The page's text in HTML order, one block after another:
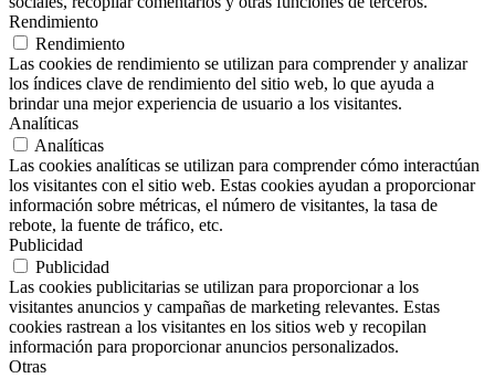
Rendimiento
Rendimiento
Las cookies de rendimiento se utilizan para comprender y analizar
los índices clave de rendimiento del sitio web, lo que ayuda a
brindar una mejor experiencia de usuario a los visitantes.
Analíticas
Analíticas
Las cookies analíticas se utilizan para comprender cómo interactúan
los visitantes con el sitio web. Estas cookies ayudan a proporcionar
información sobre métricas, el número de visitantes, la tasa de
rebote, la fuente de tráfico, etc.
Publicidad
Publicidad
Las cookies publicitarias se utilizan para proporcionar a los
visitantes anuncios y campañas de marketing relevantes. Estas
cookies rastrean a los visitantes en los sitios web y recopilan
información para proporcionar anuncios personalizados.
Otras